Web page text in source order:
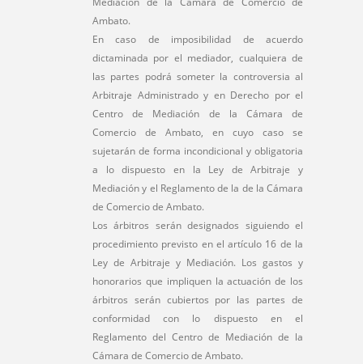
Ambato.
En caso de imposibilidad de acuerdo
dictaminada por el mediador, cualquiera de
las partes podrá someter la controversia al
Arbitraje Administrado y en Derecho por el
Centro de Mediación de la Cámara de
Comercio de Ambato, en cuyo caso se
sujetarán de forma incondicional y obligatoria
a lo dispuesto en la Ley de Arbitraje y
Mediación y el Reglamento de la de la Cámara
de Comercio de Ambato.
Los árbitros serán designados siguiendo el
procedimiento previsto en el artículo 16 de la
Ley de Arbitraje y Mediación. Los gastos y
honorarios que impliquen la actuación de los
árbitros serán cubiertos por las partes de
conformidad con lo dispuesto en el
Reglamento del Centro de Mediación de la
Cámara de Comercio de Ambato.